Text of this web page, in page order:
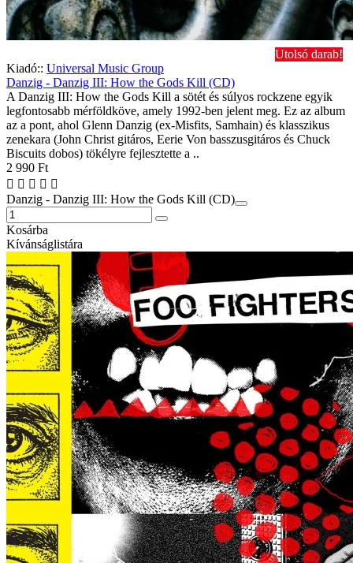
Utolsó darab!
Kiadó:: Universal Music Group
Danzig - Danzig III: How the Gods Kill (CD)
A Danzig III: How the Gods Kill a sötét és súlyos rockzene egyik
legfontosabb mérföldköve, amely 1992-ben jelent meg. Ez az album
az a pont, ahol Glenn Danzig (ex-Misfits, Samhain) és klasszikus
zenekara (John Christ gitáros, Eerie Von basszusgitáros és Chuck
Biscuits dobos) tökélyre fejlesztette a ..
2 990 Ft
Danzig - Danzig III: How the Gods Kill (CD)
Kosárba
Kívánságlistára